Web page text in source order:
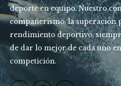
deporte en equipo. Nuestro
compañerismo, la superación
rendimiento deportivo,
de dar lo mejor de cada uno
competición.